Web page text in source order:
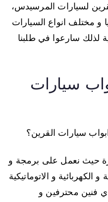
لسيارات المرسيدس،
و مختلف انواع السيارات
لذلك سارعوا في طلبنا
سيارات
سيارات القرين؟
حيث نعمل على برمجة و
و الكهربائية و الاتوماتيكية
فنين محترفين و